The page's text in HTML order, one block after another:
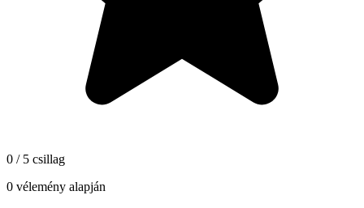
0 / 5 csillag
0 vélemény alapján